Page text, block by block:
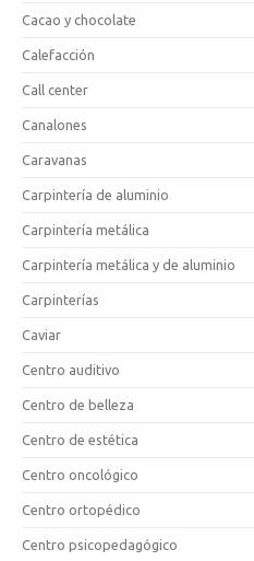
Cacao y chocolate
Calefacción
Call center
Canalones
Caravanas
Carpintería de aluminio
Carpintería metálica
Carpintería metálica y de aluminio
Carpinterías
Caviar
Centro auditivo
Centro de belleza
Centro de estética
Centro oncológico
Centro ortopédico
Centro psicopedagógico